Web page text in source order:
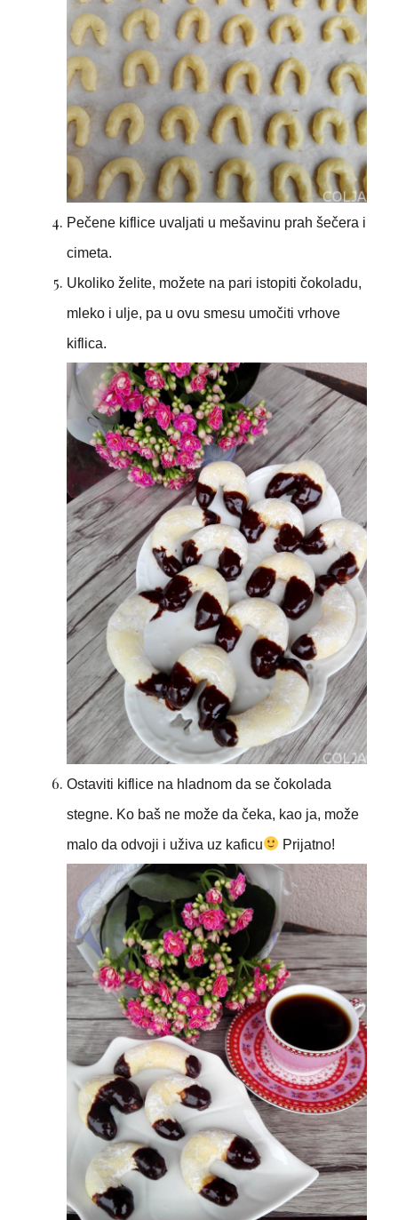
Pečene kiflice uvaljati u mešavinu prah šečera i
cimeta.
Ukoliko želite, možete na pari istopiti čokoladu,
mleko i ulje, pa u ovu smesu umočiti vrhove
kiflica.
Ostaviti kiflice na hladnom da se čokolada
stegne. Ko baš ne može da čeka, kao ja, može
malo da odvoji i uživa uz kaficu Prijatno!